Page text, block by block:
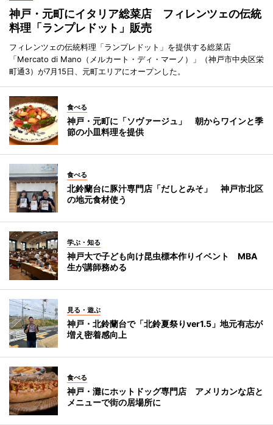
神戸・元町にイタリア総菜店 フィレンツェの伝統
料理「ランプレドット」販売
フィレンツェの伝統料理「ランプレドット」を提供する総菜店
「Mercato di Mano（メルカート・ディ・マーノ）」（神戸市中央区栄
町通3）が7月15日、元町エリアにオープンした。
食べる
神戸・元町に「ソヴァージュ」 朝からワインと季
節の小皿料理を提供
食べる
北鈴蘭台に豚汁専門店「だしとみそ」 神戸市北区
の地元食材使う
学ぶ・知る
神戸大で子ども向け昆虫標本作りイベント MBA
生が講師務める
見る・遊ぶ
神戸・北鈴蘭台で「北鈴夏祭りver1.5」地元有志が
増え密着感向上
食べる
神戸・灘にホットドッグ専門店 アメリカンな店と
メニューで街の居場所に